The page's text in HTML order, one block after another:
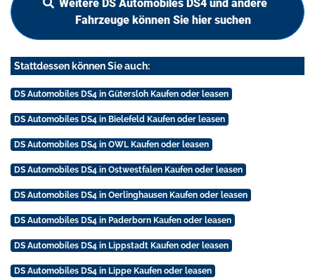
Weitere DS Automobiles DS4 und andere
Fahrzeuge können Sie hier suchen
Stattdessen können Sie auch:
DS Automobiles DS4 in Gütersloh Kaufen oder leasen
DS Automobiles DS4 in Bielefeld Kaufen oder leasen
DS Automobiles DS4 in OWL Kaufen oder leasen
DS Automobiles DS4 in Ostwestfalen Kaufen oder leasen
DS Automobiles DS4 in Oerlinghausen Kaufen oder leasen
DS Automobiles DS4 in Paderborn Kaufen oder leasen
DS Automobiles DS4 in Lippstadt Kaufen oder leasen
DS Automobiles DS4 in Lippe Kaufen oder leasen